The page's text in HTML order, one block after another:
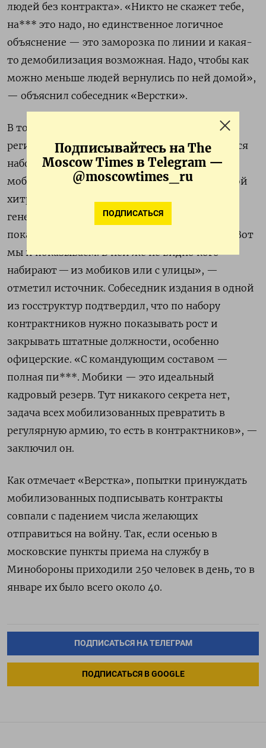
Подписывайтесь на The
Moscow Times в Telegram —
@moscowtimes_ru
ПОДПИСАТЬСЯ
людей без контракта». «Никто не скажет тебе,
на*** это надо, но единственное логичное
объяснение — это заморозка по линии и какая-
то демобилизация возможная. Надо, чтобы как
можно меньше людей вернулись по ней домой»,
— объяснил собеседник «Верстки».
В то же время источник издания в одном из
регионов Центральной России, занимающийся
набором на войну, назвал перевод
мобилизованных в контрактники «житейской
хитростью военкомов», а не «какой-то
генеральной установкой». «Нам же надо
показывать статистику набора на контракт? Вот
мы и показываем. В ней же не видно кого
набирают — из мобиков или с улицы», —
отметил источник. Собеседник издания в одной
из госструктур подтвердил, что по набору
контрактников нужно показывать рост и
закрывать штатные должности, особенно
офицерские. «С командующим составом —
полная пи***. Мобики — это идеальный
кадровый резерв. Тут никакого секрета нет,
задача всех мобилизованных превратить в
регулярную армию, то есть в контрактников», —
заключил он.
Как отмечает «Верстка», попытки принуждать
мобилизованных подписывать контракты
совпали с падением числа желающих
отправиться на войну. Так, если осенью в
московские пункты приема на службу в
Минобороны приходили 250 человек в день, то в
январе их было всего около 40.
ПОДПИСАТЬСЯ НА ТЕЛЕГРАМ
ПОДПИСАТЬСЯ В GOOGLE